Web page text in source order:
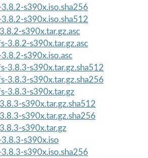
s390x.iso.sha256
s390x.iso.sha512
s390x.tar.gz.asc
3.8.2-s390x.tar.gz.asc
s390x.iso.asc
3.8.3-s390x.tar.gz.sha512
3.8.3-s390x.tar.gz.sha256
3.8.3-s390x.tar.gz
s390x.tar.gz.sha512
s390x.tar.gz.sha256
s390x.tar.gz
s390x.iso
s390x.iso.sha256